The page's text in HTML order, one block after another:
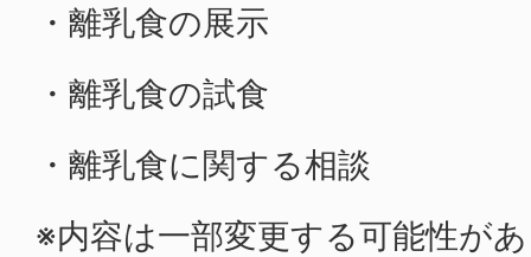
・離乳食の展示
・離乳食の試食
・離乳食に関する相談
※内容は一部変更する可能性が